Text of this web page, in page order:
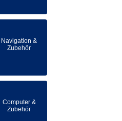
Navigation &
Zubehör
Computer &
Zubehör